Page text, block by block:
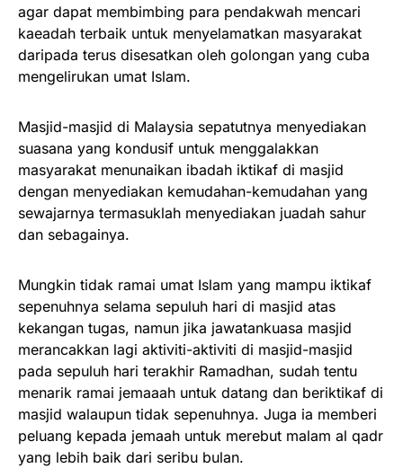
agar dapat membimbing para pendakwah mencari
kaeadah terbaik untuk menyelamatkan masyarakat
daripada terus disesatkan oleh golongan yang cuba
mengelirukan umat Islam.
Masjid-masjid di Malaysia sepatutnya menyediakan
suasana yang kondusif untuk menggalakkan
masyarakat menunaikan ibadah iktikaf di masjid
dengan menyediakan kemudahan-kemudahan yang
sewajarnya termasuklah menyediakan juadah sahur
dan sebagainya.
Mungkin tidak ramai umat Islam yang mampu iktikaf
sepenuhnya selama sepuluh hari di masjid atas
kekangan tugas, namun jika jawatankuasa masjid
merancakkan lagi aktiviti-aktiviti di masjid-masjid
pada sepuluh hari terakhir Ramadhan, sudah tentu
menarik ramai jemaaah untuk datang dan beriktikaf di
masjid walaupun tidak sepenuhnya. Juga ia memberi
peluang kepada jemaah untuk merebut malam al qadr
yang lebih baik dari seribu bulan.